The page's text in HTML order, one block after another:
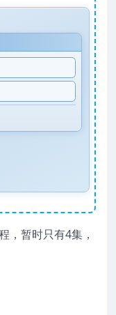
，暂时只有4集，